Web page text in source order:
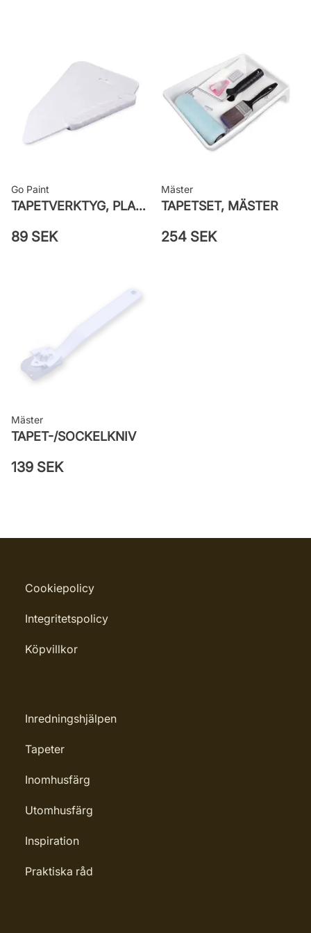
väggen
Leverantörens artikelnummer: 38717
Go Paint
TAPETVERKTYG, PLAST GO PAINT
89 SEK
Mäster
TAPETSET, MÄSTER
254 SEK
Mäster
TAPET-/SOCKELKNIV
139 SEK
Cookiepolicy
Integritetspolicy
Köpvillkor
Inredningshjälpen
Tapeter
Inomhusfärg
Utomhusfärg
Inspiration
Praktiska råd